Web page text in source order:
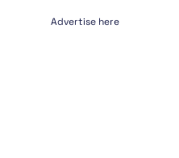
Advertise here